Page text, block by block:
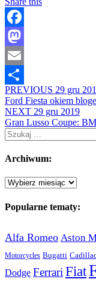
Facebook
Mastodon
Email
Share
PREVIOUS 29 gru
Ford Fiesta okiem
NEXT 29 gru 2019
Gran Lusso Coupe:
Szukaj:
Archiwum:
Archiwum:
Popularne tematy:
Alfa Romeo Aston
Motorcycles Bugatti
Dodge Ferrari Fiat